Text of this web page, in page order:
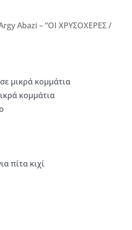
Abazi – “ΟΙ ΧΡΥΣΟΧΕΡΕΣ /
μικρά κομμάτια
κομμάτια
πίτα κιχί